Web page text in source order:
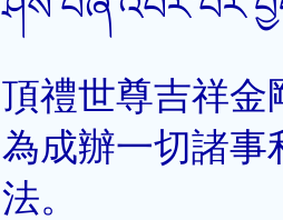
頂禮世尊吉祥金
為成辦一切諸事
法。